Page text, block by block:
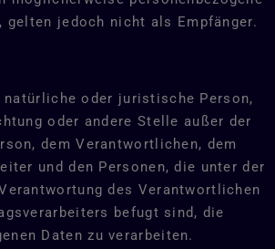
gelten jedoch nicht als Empfänger.
oder juristische Person,
oder andere Stelle außer der
dem Verantwortlichen, dem
und den Personen, die unter der
des Verantwortlichen
befugt sind, die
Daten zu verarbeiten.